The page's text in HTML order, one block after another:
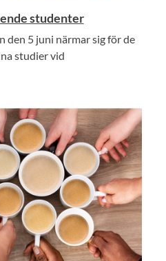
studenter
den 5 juni närmar sig för de
studier vid